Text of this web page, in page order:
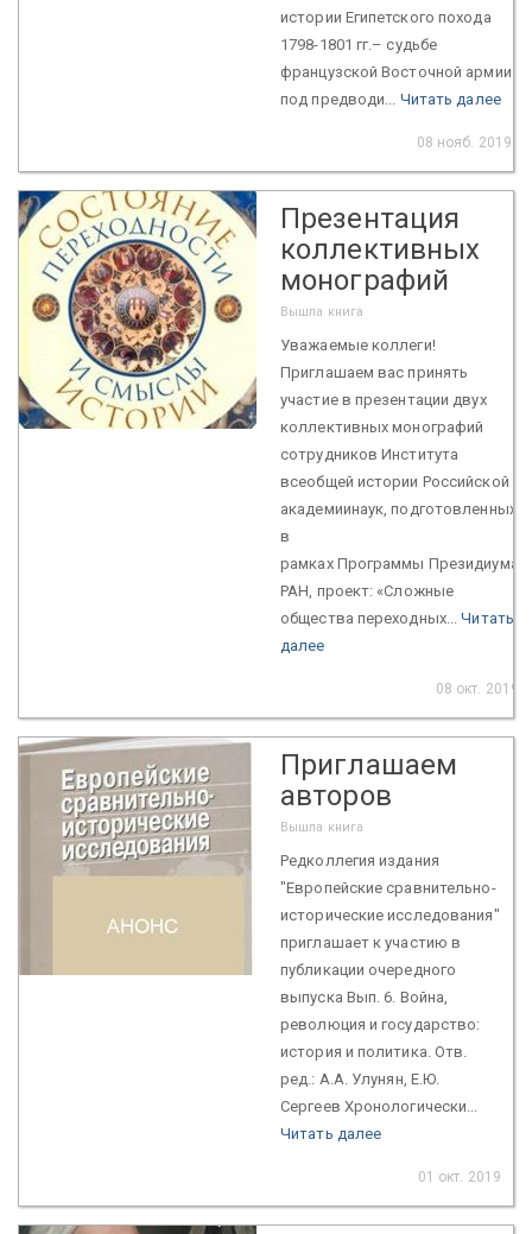
истории Египетского похода
1798-1801 гг.– судьбе
французской Восточной армии
под предводи... Читать далее
08 нояб. 2019
Презентация
коллективных
монографий
Вышла книга
Уважаемые коллеги!
Приглашаем вас принять
участие в презентации двух
коллективных монографий
сотрудников Института
всеобщей истории Российской
академиинаук, подготовленных
в
рамках Программы Президиума
РАН, проект: «Сложные
общества переходных...Читать
далее
08 окт. 2019
Приглашаем
авторов
Вышла книга
Редколлегия издания
"Европейские сравнительно-
исторические исследования"
приглашает к участию в
публикации очередного
выпуска Вып. 6. Война,
революция и государство:
история и политика. Отв.
ред.: А.А. Улунян, Е.Ю.
Сергеев Хронологически...
Читать далее
01 окт. 2019